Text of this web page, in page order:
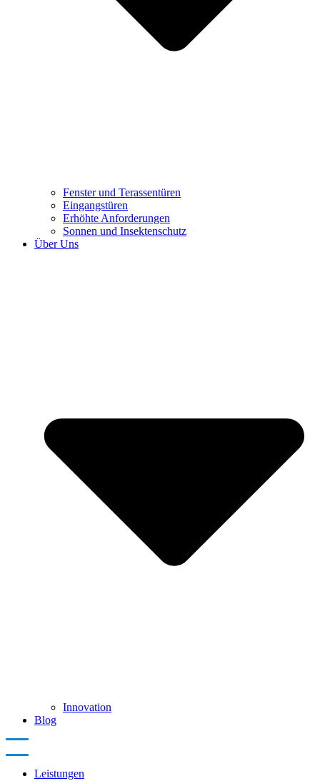
Fenster und Terassentüren
Eingangstüren
Erhöhte Anforderungen
Sonnen und Insektenschutz
Über Uns
Innovation
Blog
Leistungen